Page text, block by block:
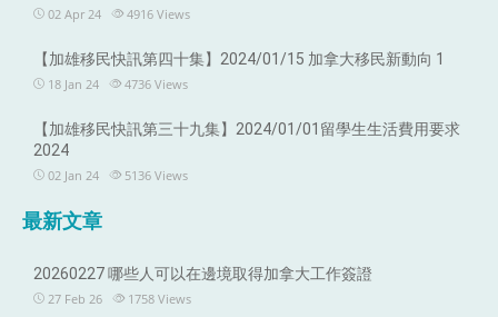
02 Apr 24 4916 Views
【加雄移民快訊第四十集】2024/01/15 加拿大移民新動向 1
18 Jan 24 4736 Views
【加雄移民快訊第三十九集】2024/01/01留學生生活費用要求
2024
02 Jan 24 5136 Views
最新文章
20260227 哪些人可以在邊境取得加拿大工作簽證
27 Feb 26 1758 Views